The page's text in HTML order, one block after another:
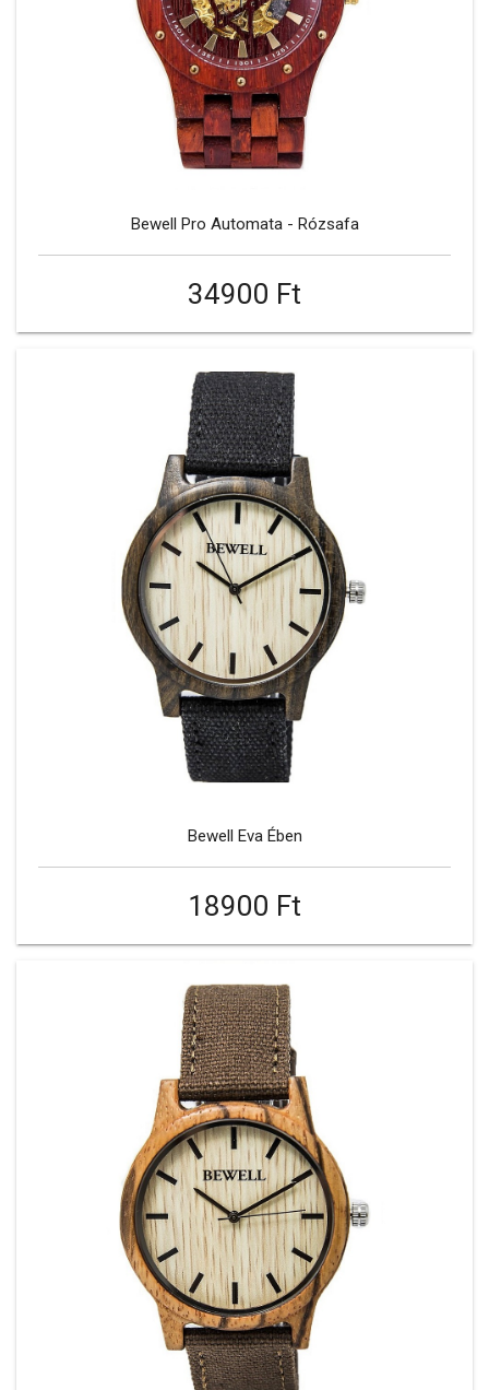
Bewell Pro Automata - Rózsafa
34900 Ft
Bewell Eva Ében
18900 Ft